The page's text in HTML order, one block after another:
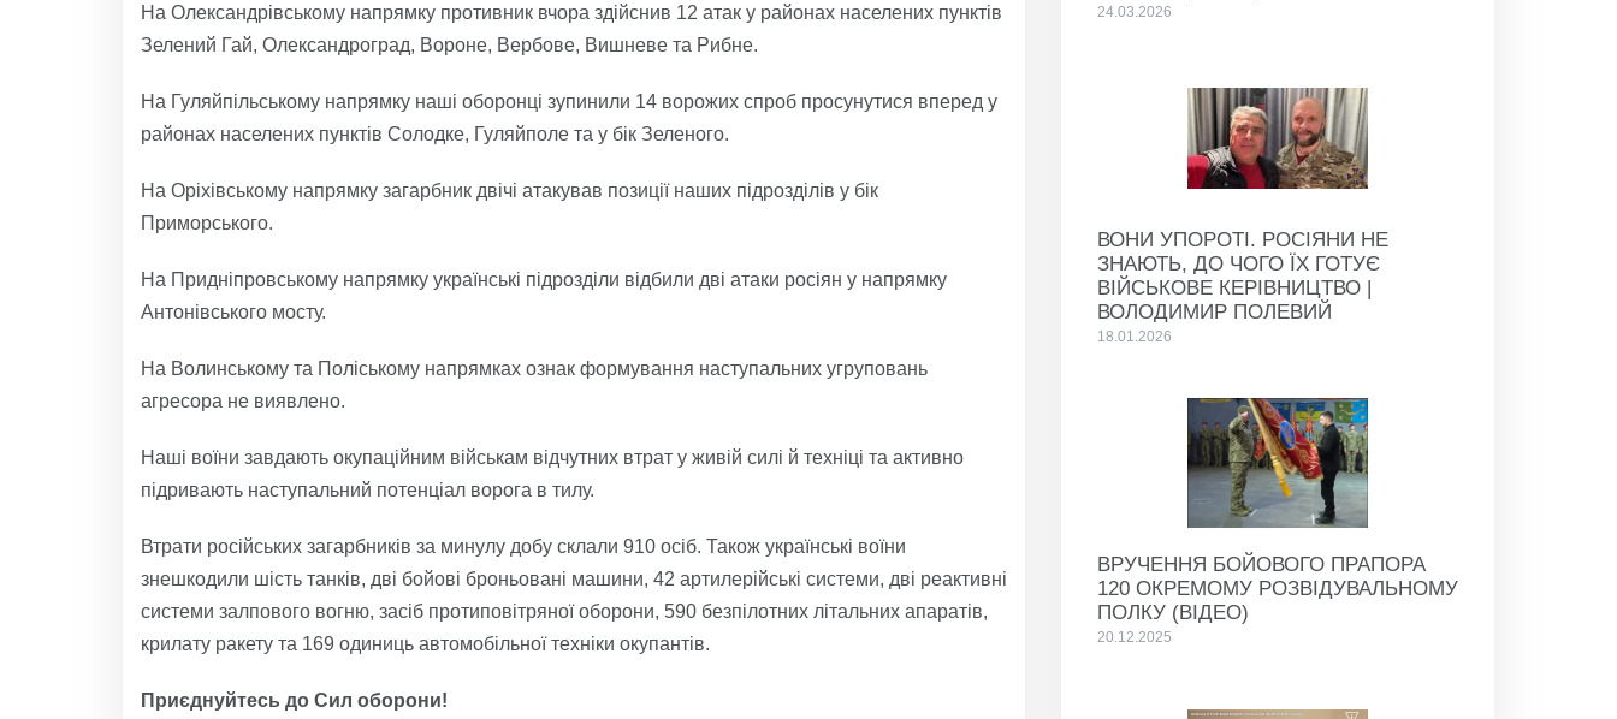
На Олександрівському напрямку противник вчора здійснив 12 атак у районах населених пунктів
Зелений Гай, Олександроград, Вороне, Вербове, Вишневе та Рибне.
На Гуляйпільському напрямку наші оборонці зупинили 14 ворожих спроб просунутися вперед у
районах населених пунктів Солодке, Гуляйполе та у бік Зеленого.
На Оріхівському напрямку загарбник двічі атакував позиції наших підрозділів у бік
Приморського.
На Придніпровському напрямку українські підрозділи відбили дві атаки росіян у напрямку
Антонівського мосту.
На Волинському та Поліському напрямках ознак формування наступальних угруповань
агресора не виявлено.
Наші воїни завдають окупаційним військам відчутних втрат у живій силі й техніці та активно
підривають наступальний потенціал ворога в тилу.
Втрати російських загарбників за минулу добу склали 910 осіб. Також українські воїни
знешкодили шість танків, дві бойові броньовані машини, 42 артилерійські системи, дві реактивні
системи залпового вогню, засіб протиповітряної оборони, 590 безпілотних літальних апаратів,
крилату ракету та 169 одиниць автомобільної техніки окупантів.
Приєднуйтесь до Сил оборони!
24.03.2026
ВОНИ УПОРОТІ. РОСІЯНИ НЕ
ЗНАЮТЬ, ДО ЧОГО ЇХ ГОТУЄ
ВІЙСЬКОВЕ КЕРІВНИЦТВО |
ВОЛОДИМИР ПОЛЕВИЙ
18.01.2026
ВРУЧЕННЯ БОЙОВОГО ПРАПОРА
120 ОКРЕМОМУ РОЗВІДУВАЛЬНОМУ
ПОЛКУ (ВІДЕО)
20.12.2025